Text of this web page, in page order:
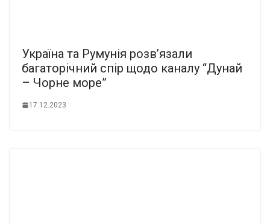
Україна та Румунія розв’язали
багаторічний спір щодо каналу “Дунай
– Чорне море”
17.12.2023